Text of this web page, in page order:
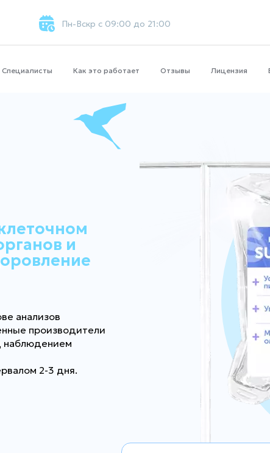
Пн-Вскр с 09:00 до 21:00
Специалисты Как это работает Отзывы Лицензия
и
анализов
производители
наблюдением
2-3 дня.